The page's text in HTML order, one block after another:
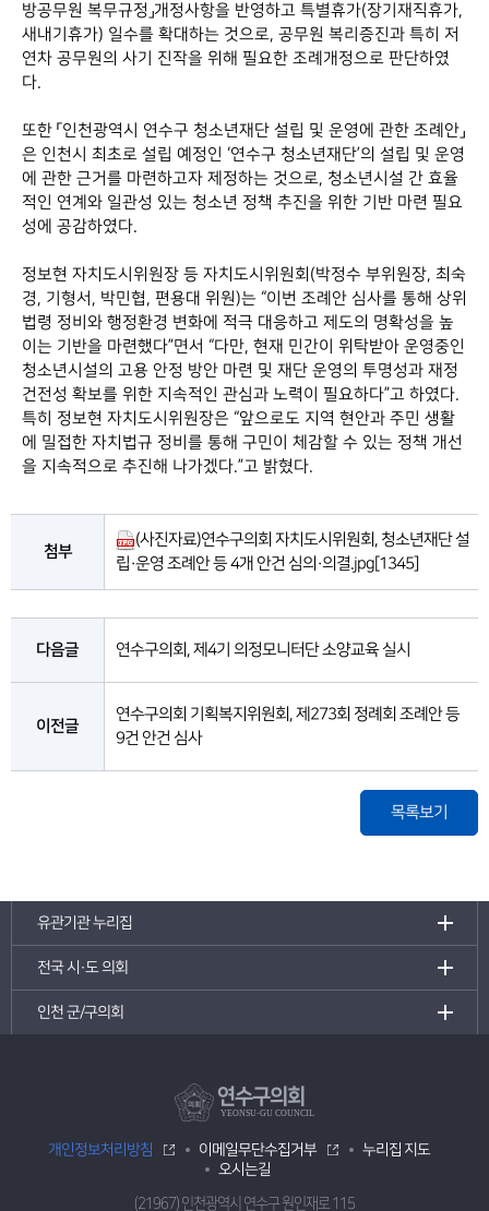
방공무원 복무규정」개정사항을 반영하고 특별휴가(장기재직휴가,
새내기휴가) 일수를 확대하는 것으로, 공무원 복리증진과 특히 저
연차 공무원의 사기 진작을 위해 필요한 조례개정으로 판단하였
다.
또한 「인천광역시 연수구 청소년재단 설립 및 운영에 관한 조례안」
은 인천시 최초로 설립 예정인 ‘연수구 청소년재단’의 설립 및 운영
에 관한 근거를 마련하고자 제정하는 것으로, 청소년시설 간 효율
적인 연계와 일관성 있는 청소년 정책 추진을 위한 기반 마련 필요
성에 공감하였다.
정보현 자치도시위원장 등 자치도시위원회(박정수 부위원장, 최숙
경, 기형서, 박민협, 편용대 위원)는 “이번 조례안 심사를 통해 상위
법령 정비와 행정환경 변화에 적극 대응하고 제도의 명확성을 높
이는 기반을 마련했다”면서 “다만, 현재 민간이 위탁받아 운영중인
청소년시설의 고용 안정 방안 마련 및 재단 운영의 투명성과 재정
건전성 확보를 위한 지속적인 관심과 노력이 필요하다”고 하였다.
특히 정보현 자치도시위원장은 “앞으로도 지역 현안과 주민 생활
에 밀접한 자치법규 정비를 통해 구민이 체감할 수 있는 정책 개선
을 지속적으로 추진해 나가겠다.”고 밝혔다.
첨부
(사진자료)연수구의회 자치도시위원회, 청소년재단 설
립·운영 조례안 등 4개 안건 심의·의결.jpg[1345]
다음글 연수구의회, 제4기 의정모니터단 소양교육 실시
이전글
연수구의회 기획복지위원회, 제273회 정례회 조례안 등
9건 안건 심사
목록보기
유관기관 누리집
전국 시·도 의회
인천 군/구의회
연수구의회
YEONSU-GU COUNCIL
개인정보처리방침 이메일무단수집거부
누리집 지도
오시는길
(21967) 인천광역시 연수구 원인재로 115